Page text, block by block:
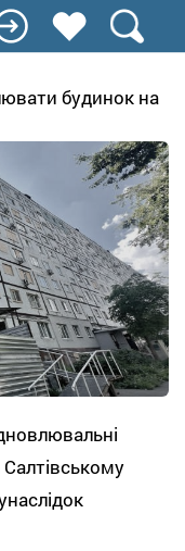
будинок на